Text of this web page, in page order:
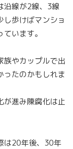
沿線が2線、3線
し歩けばマンショ
います。
族やカップルで出
ったのかもしれま
が進み陳腐化は止
は20年後、30年